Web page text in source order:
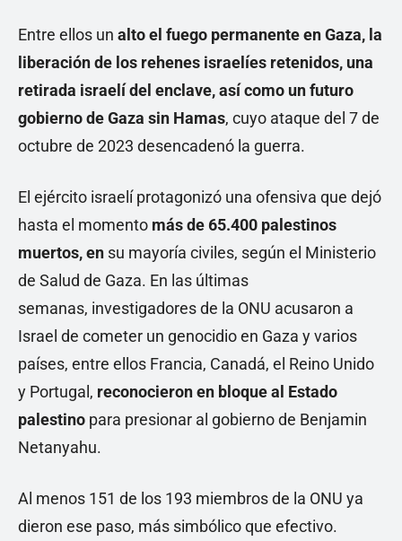
Entre ellos un alto el fuego permanente en Gaza, la
liberación de los rehenes israelíes retenidos, una
retirada israelí del enclave, así como un futuro
gobierno de Gaza sin Hamas, cuyo ataque del 7 de
octubre de 2023 desencadenó la guerra.
El ejército israelí protagonizó una ofensiva que dejó
hasta el momento más de 65.400 palestinos
muertos, en su mayoría civiles, según el Ministerio
de Salud de Gaza. En las últimas
semanas, investigadores de la ONU acusaron a
Israel de cometer un genocidio en Gaza y varios
países, entre ellos Francia, Canadá, el Reino Unido
y Portugal, reconocieron en bloqueal Estado
palestino para presionar al gobierno de Benjamin
Netanyahu.
Al menos 151 de los 193 miembros de la ONU ya
dieron ese paso, más simbólico que efectivo.